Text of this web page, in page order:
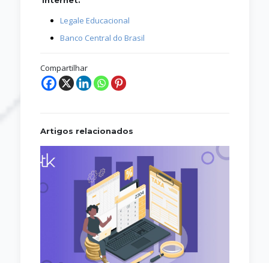
Legale Educacional
Banco Central do Brasil
Compartilhar
Artigos relacionados